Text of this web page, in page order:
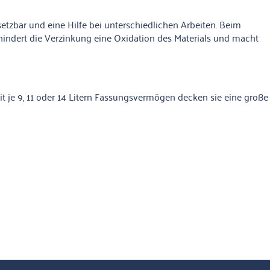
und eine Hilfe bei unterschiedlichen Arbeiten. Beim
die Verzinkung eine Oxidation des Materials und macht
9, 11 oder 14 Litern Fassungsvermögen decken sie eine große